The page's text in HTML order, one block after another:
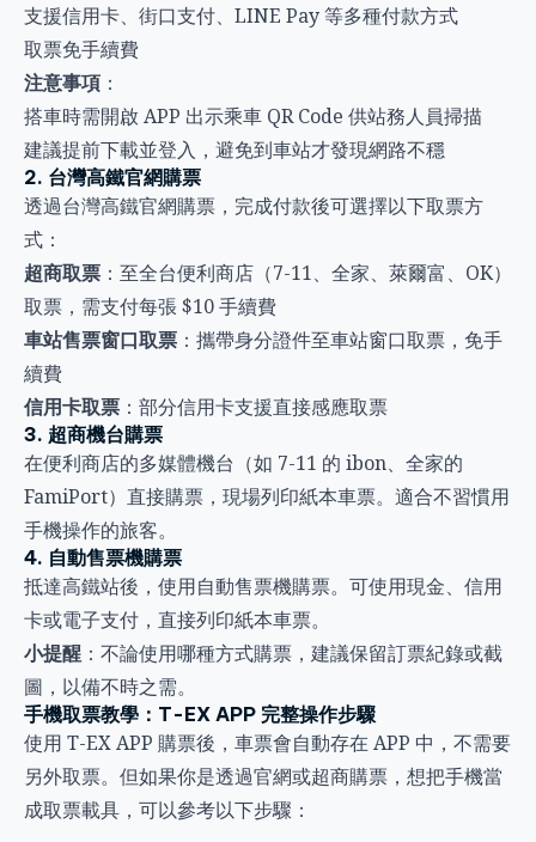
支援信用卡、街口支付、LINE Pay 等多種付款方式
取票免手續費
注意事項 ：
搭車時需開啟 APP 出示乘車 QR Code 供站務人員掃描
建議提前下載並登入，避免到車站才發現網路不穩
2. 台灣高鐵官網購票
透過台灣高鐵官網購票，完成付款後可選擇以下取票方
式：
超商取票 ：至全台便利商店（7-11、全家、萊爾富、OK）
取票，需支付每張 $10 手續費
車站售票窗口取票 ：攜帶身分證件至車站窗口取票，免手
續費
信用卡取票 ：部分信用卡支援直接感應取票
3. 超商機台購票
在便利商店的多媒體機台（如 7-11 的 ibon、全家的
FamiPort）直接購票，現場列印紙本車票。適合不習慣用
手機操作的旅客。
4. 自動售票機購票
抵達高鐵站後，使用自動售票機購票。可使用現金、信用
卡或電子支付，直接列印紙本車票。
小提醒 ：不論使用哪種方式購票，建議保留訂票紀錄或截
圖，以備不時之需。
手機取票教學：T-EX APP 完整操作步驟
使用 T-EX APP 購票後，車票會自動存在 APP 中，不需要
另外取票。但如果你是透過官網或超商購票，想把手機當
成取票載具，可以參考以下步驟：